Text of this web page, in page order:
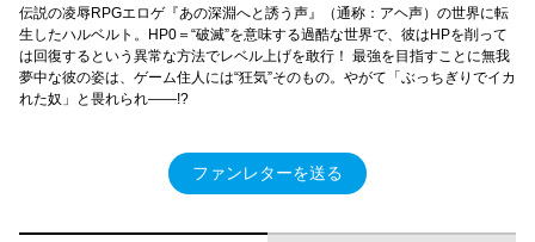
伝説の凌辱RPGエロゲ『あの深淵へと誘う声』（通称：アヘ声）の世界に転
生したハルベルト。HP0＝“破滅”を意味する過酷な世界で、彼はHPを削って
は回復するという異常な方法でレベル上げを敢行！ 最強を目指すことに無我
夢中な彼の姿は、ゲーム住人には“狂気”そのもの。やがて「ぶっちぎりでイカ
れた奴」と畏れられ――!?
ファンレターを送る